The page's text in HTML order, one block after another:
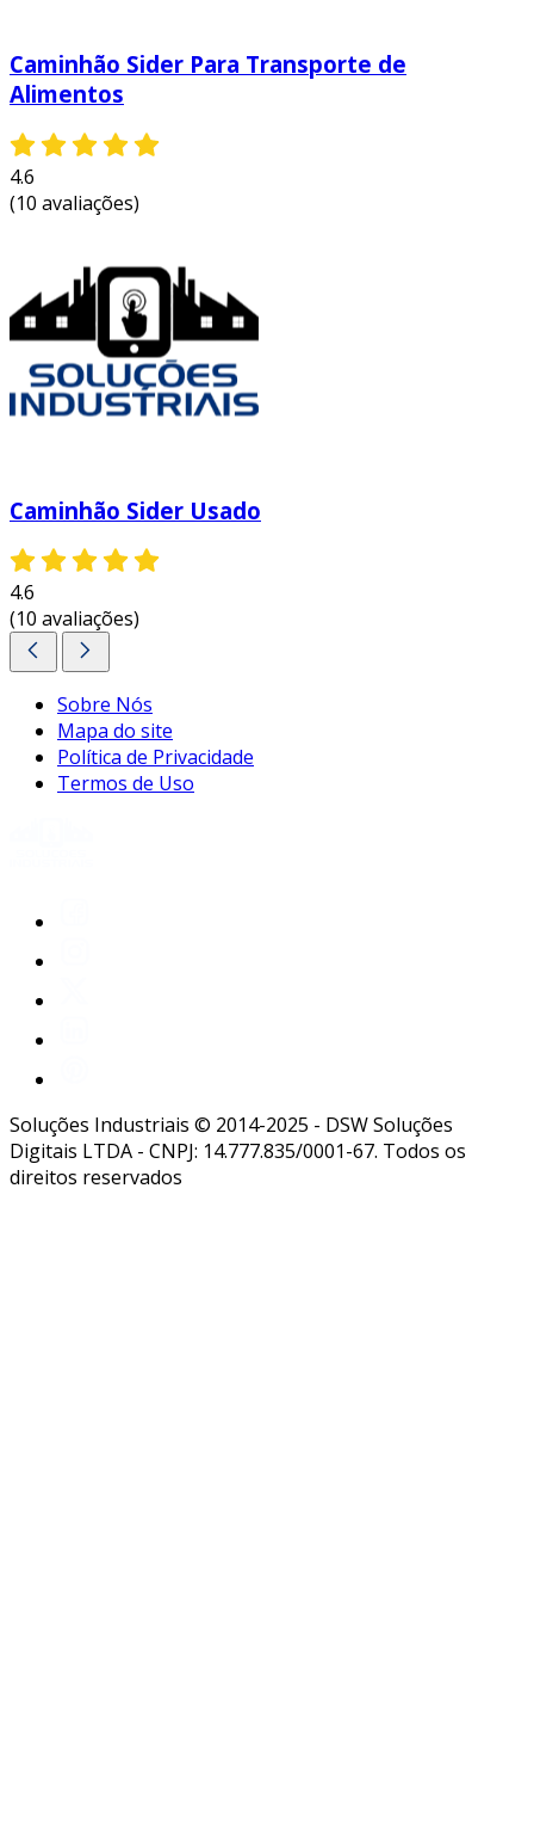
Caminhão Sider Para Transporte de
Alimentos
4.6
(10 avaliações)
Caminhão Sider Usado
4.6
(10 avaliações)
Sobre Nós
Mapa do site
Política de Privacidade
Termos de Uso
Soluções Industriais © 2014-2025 - DSW Soluções
Digitais LTDA - CNPJ: 14.777.835/0001-67. Todos os
direitos reservados